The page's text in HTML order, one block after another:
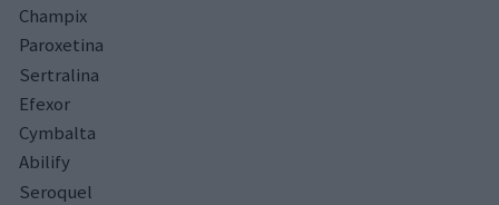
Champix
Paroxetina
Sertralina
Efexor
Cymbalta
Abilify
Seroquel